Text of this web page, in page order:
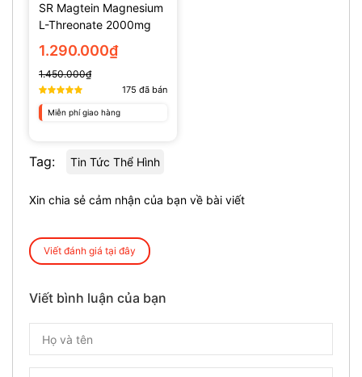
SR Magtein Magnesium
L-Threonate 2000mg
(135 Viên)
1.290.000₫
1.450.000₫
175 đã bán
Miễn phí giao hàng
Tag: Tin Tức Thể Hình
Xin chia sẻ cảm nhận của bạn về bài viết
Viết đánh giá tại đây
Viết bình luận của bạn